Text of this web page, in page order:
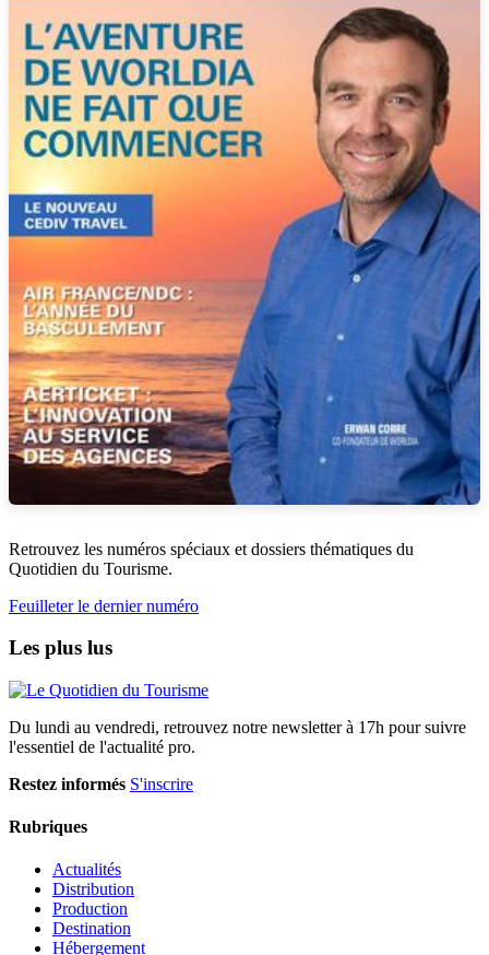
Retrouvez les numéros spéciaux et dossiers thématiques du
Quotidien du Tourisme.
Feuilleter le dernier numéro
Les plus lus
Du lundi au vendredi, retrouvez notre newsletter à 17h pour suivre
l'essentiel de l'actualité pro.
Restez informés S'inscrire
Rubriques
Actualités
Distribution
Production
Destination
Hébergement